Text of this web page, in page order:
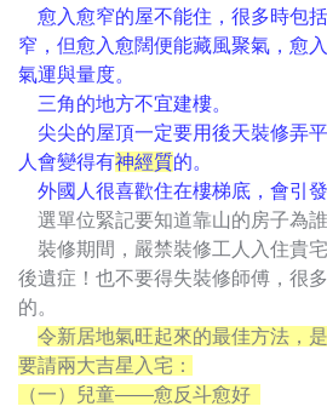
愈入愈窄的屋不能住，很多時包
窄，但愈入愈闊便能藏風聚氣，愈
氣運與量度。
三角的地方不宜建樓。
尖尖的屋頂一定要用後天裝修弄
人會變得有神經質的。
外國人很喜歡住在樓梯底，會引發
選單位緊記要知道靠山的房子為
裝修期間，嚴禁裝修工人入住貴
後遺症！也不要得失裝修師傅，很
的。
令新居地氣旺起來的最佳方法，
要請兩大吉星入宅：
（一）兒童——愈反斗愈好